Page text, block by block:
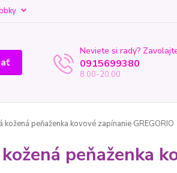
Neviete si rady?
0915699380
8.00-20.00
kožená peňaženka kovové zapínanie GREGORIO
peňaženka